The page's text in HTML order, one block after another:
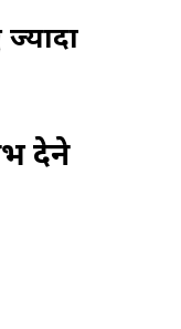
देने